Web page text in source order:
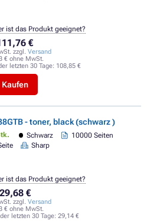
€
zzgl. Versand
€ ohne MwSt.
letzten 30 Tage: 108,85 €
Kaufen
ist das Produkt geeignet?
- toner, black (schwarz )
Schwarz
10000 Seiten
Sharp
29,68 €
zzgl. Versand
€ ohne MwSt.
letzten 30 Tage: 29,14 €
ist das Produkt geeignet?